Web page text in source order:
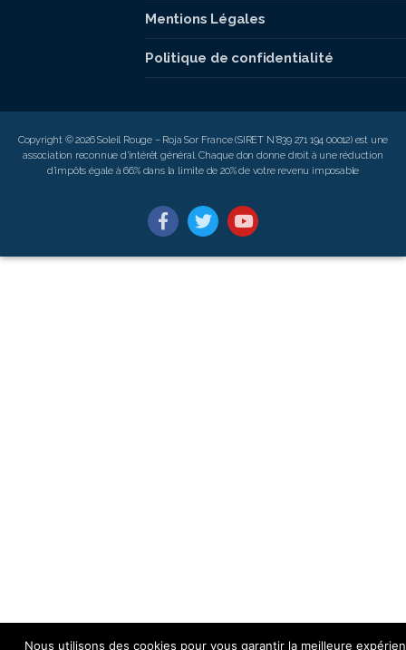
Mentions Légales
Politique de confidentialité
Copyright © 2026 Soleil Rouge – Roja Sor France (SIRET N°839 271 194 00012) est une
association reconnue d’intérêt général. Chaque don donne droit à une réduction
d’impôts égale à 66% dans la limite de 20% de votre revenu imposable
Nous utilisons des cookies pour vous garantir la meilleure